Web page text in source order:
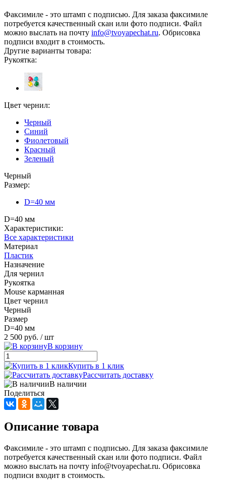
Факсимиле - это штамп с подписью. Для заказа факсимиле
потребуется качественный скан или фото подписи. Файл
можно выслать на почту info@tvoyapechat.ru. Обрисовка
подписи входит в стоимость.
Другие варианты товара:
Рукоятка:
Цвет чернил:
Черный
Синий
Фиолетовый
Красный
Зеленый
Черный
Размер:
D=40 мм
D=40 мм
Характеристики:
Все характеристики
Материал
Пластик
Назначение
Для чернил
Рукоятка
Mouse карманная
Цвет чернил
Черный
Размер
D=40 мм
2 500 руб. / шт
В корзину
Купить в 1 клик
Рассчитать доставку
В наличии
Поделиться
Описание товара
Факсимиле - это штамп с подписью. Для заказа факсимиле
потребуется качественный скан или фото подписи. Файл
можно выслать на почту info@tvoyapechat.ru. Обрисовка
подписи входит в стоимость.